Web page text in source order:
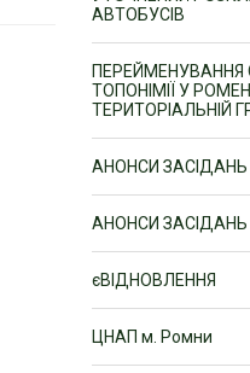
АВТОБУСІВ
ПЕРЕЙМЕНУВАННЯ
ТОПОНІМІЇ У
ТЕРИТОРІАЛЬНІЙ
АНОНСИ
АНОНСИ ЗАСІДАНЬ
єВІДНОВЛЕННЯ
ЦНАП м. Ромни